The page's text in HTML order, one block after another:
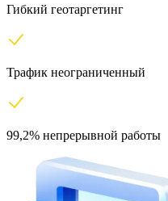
Гибкий геотаргетинг
Трафик неограниченный
99,2% непрерывной работы